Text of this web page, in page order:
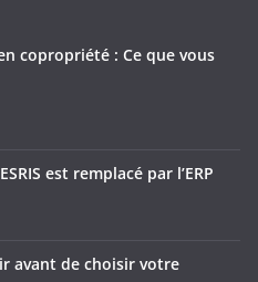
copropriété : Ce que vous
est remplacé par l’ERP
avant de choisir votre